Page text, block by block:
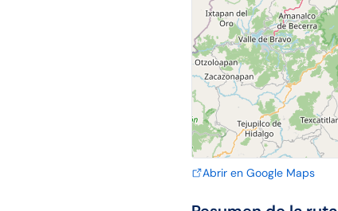
Abrir en Google Maps